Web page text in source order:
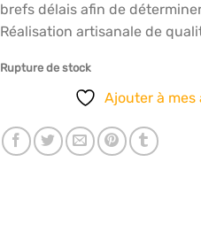
brefs délais afin de
Réalisation artisanale de
Rupture de stock
Ajouter à